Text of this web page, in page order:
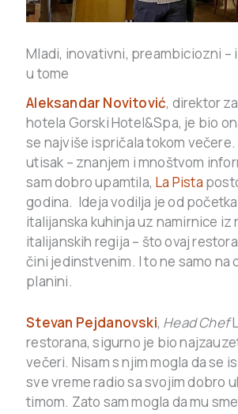
Mladi, inovativni, preambiciozni –
u tome
Aleksandar Novitović, direktor
hotela Gorski Hotel&Spa, je bio
se najviše ispričala tokom večere.
utisak – znanjem i mnoštvom
sam dobro upamtila, La Pista
godina. Ideja vodilja je od
italijanska kuhinja uz namirnice iz
italijanskih regija – što ovaj
čini jedinstvenim. I to ne samo na
planini.
Stevan Pejdanovski, Head Chef
restorana, sigurno je bio
večeri. Nisam s njim mogla da se
sve vreme radio sa svojim dobro
timom. Zato sam mogla da mu